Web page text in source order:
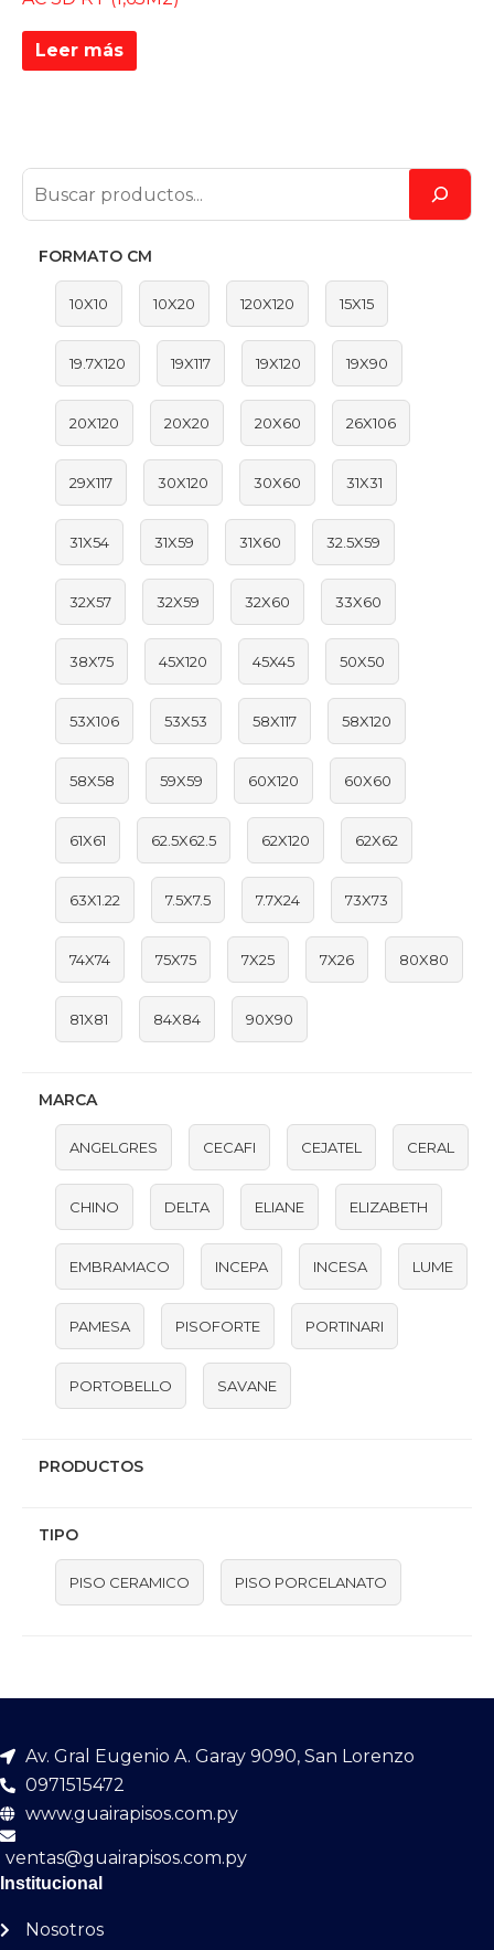
FORMATO CM
10X10 10X20 120X120 15X15
19.7X120 19X117 19X120 19X90
20X120 20X20 20X60 26X106
29X117 30X120 30X60 31X31
31X54 31X59 31X60 32.5X59
32X57 32X59 32X60 33X60
38X75 45X120 45X45 50X50
53X106 53X53 58X117 58X120
58X58 59X59 60X120 60X60
61X61 62.5X62.5 62X120 62X62
63X1.22 7.5X7.5 7.7X24 73X73
74X74 75X75 7X25 7X26 80X80
81X81 84X84 90X90
MARCA
ANGELGRES CECAFI CEJATEL CERAL
CHINO DELTA ELIANE ELIZABETH
EMBRAMACO INCEPA INCESA LUME
PAMESA PISOFORTE PORTINARI
PORTOBELLO SAVANE
PRODUCTOS
TIPO
PISO CERAMICO PISO PORCELANATO
Leer más
Av. Gral Eugenio A. Garay 9090, San Lorenzo
0971515472
www.guairapisos.com.py
ventas@guairapisos.com.py
Institucional
Nosotros